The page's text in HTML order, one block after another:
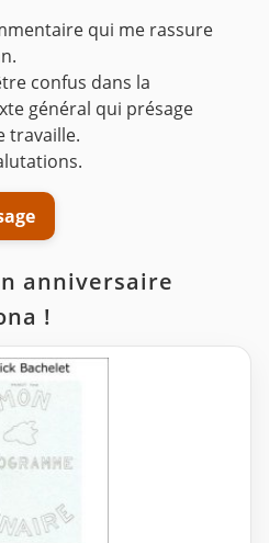
qui me rassure
confus dans la
général qui présage
travaille.
anniversaire
!